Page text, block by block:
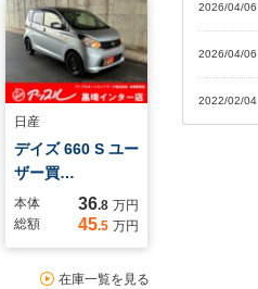
日産
デイズ 660 S ユー
ザー買…
本体 36.8 万円
総額
45.5 万円
在庫一覧を見る
2026/04/06
2026/04/06
2022/02/04